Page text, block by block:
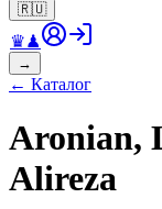
🇷🇺
♛♟
→
← Каталог
Aronian,
Alireza